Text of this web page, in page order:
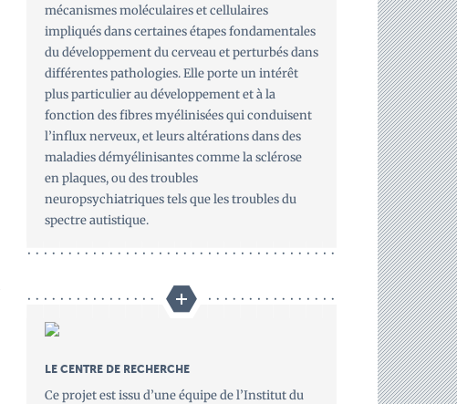
mécanismes moléculaires et cellulaires
impliqués dans certaines étapes fondamentales
du développement du cerveau et perturbés dans
différentes pathologies. Elle porte un intérêt
plus particulier au développement et à la
fonction des fibres myélinisées qui conduisent
l’influx nerveux, et leurs altérations dans des
maladies démyélinisantes comme la sclérose
en plaques, ou des troubles
neuropsychiatriques tels que les troubles du
spectre autistique.
LE CENTRE DE RECHERCHE
Ce projet est issu d’une équipe de l’Institut du